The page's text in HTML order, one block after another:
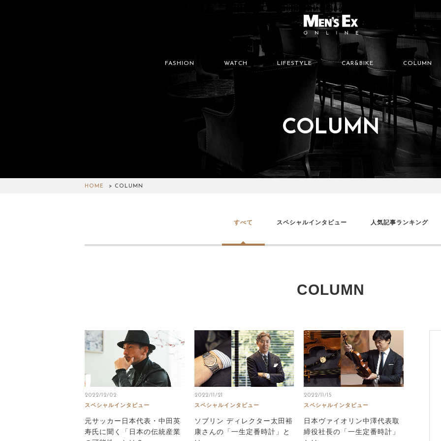
FASHION WATCH LIFESTYLE CAR&BIKE COLUMN
COLUMN
HOME COLUMN
すべて スペシャルインタビュー 人気記事ランキング
COLUMN
2022/12/02
スペシャルインタビュー
元サッカー日本代表・中田英
寿氏に聞く「日本の伝統産業
2022/11/21
スペシャルインタビュー
ソブリン ディレクター太田裕
康さんの「一生定番時計」と
2022/11/15
スペシャルインタビュー
日本ヴァイオリン中澤代表取
締役社長の「一生定番時計」